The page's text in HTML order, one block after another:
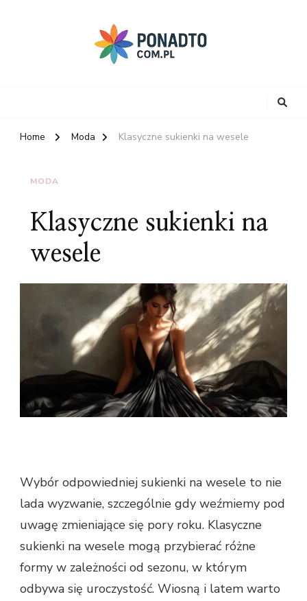
Home Moda Klasyczne sukienki na wesele
MODA
Klasyczne sukienki na
wesele
Wybór odpowiedniej sukienki na wesele to nie
lada wyzwanie, szczególnie gdy weźmiemy pod
uwagę zmieniające się pory roku. Klasyczne
sukienki na wesele mogą przybierać różne
formy w zależności od sezonu, w którym
odbywa się uroczystość. Wiosną i latem warto